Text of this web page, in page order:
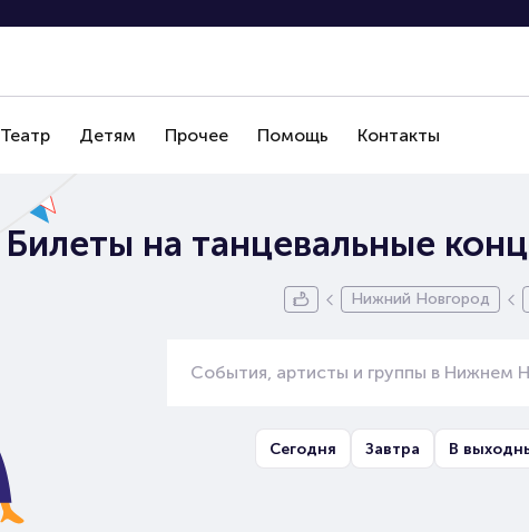
Театр Детям Прочее Помощь Контакты
Билеты на танцевальные
Нижний Новгород
Сегодня Завтра В